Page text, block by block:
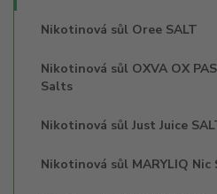
Nikotinová sůl Oree SALT
Nikotinová sůl OXVA OX
Salts
Nikotinová sůl Just Juice
Nikotinová sůl MARYLIQ Nic